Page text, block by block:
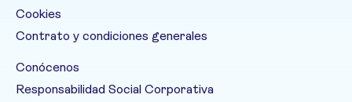
Cookies
Contrato y condiciones generales
Conócenos
Responsabilidad Social Corporativa